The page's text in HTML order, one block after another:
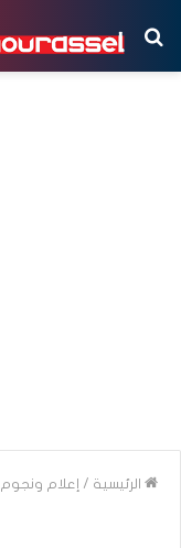
بحث
عن
الرئيسية / إعلام ونجوم